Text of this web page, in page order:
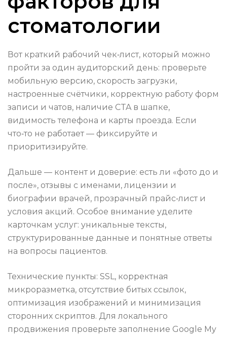
стоматологии
Вот краткий рабочий чек‑лист, который можно
пройти за один аудиторский день: проверьте
мобильную версию, скорость загрузки,
настроенные счётчики, корректную работу форм
записи и чатов, наличие CTA в шапке,
видимость телефона и карты проезда. Если
что‑то не работает — фиксируйте и
приоритизируйте.
Дальше — контент и доверие: есть ли «фото до и
после», отзывы с именами, лицензии и
биографии врачей, прозрачный прайс‑лист и
условия акций. Особое внимание уделите
карточкам услуг: уникальные тексты,
структурированные данные и понятные ответы
на вопросы пациентов.
Технические пункты: SSL, корректная
микроразметка, отсутствие битых ссылок,
оптимизация изображений и минимизация
сторонних скриптов. Для локального
продвижения проверьте заполнение Google My